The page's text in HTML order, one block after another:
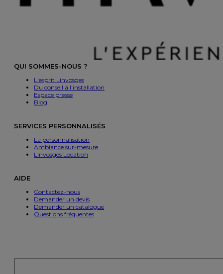
QUI SOMMES-NOUS ?
L'esprit Linvosges
Du conseil à l'installation
Espace presse
Blog
SERVICES PERSONNALISÉS
La personnalisation
Ambiance sur-mesure
Linvosges Location
AIDE
Contactez-nous
Demander un devis
Demander un catalogue
Questions fréquentes